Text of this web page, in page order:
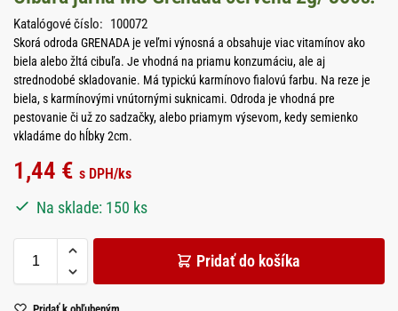
Katalógové číslo: 100072
Skorá odroda GRENADA je veľmi výnosná a obsahuje viac vitamínov ako
biela alebo žltá cibuľa. Je vhodná na priamu konzumáciu, ale aj
strednodobé skladovanie. Má typickú karmínovo fialovú farbu. Na reze je
biela, s karmínovými vnútornými suknicami. Odroda je vhodná pre
pestovanie či už zo sadzačky, alebo priamym výsevom, kedy semienko
vkladáme do hĺbky 2cm.
1,44 € s DPH/ks
Na sklade: 150 ks
Pridať do košíka